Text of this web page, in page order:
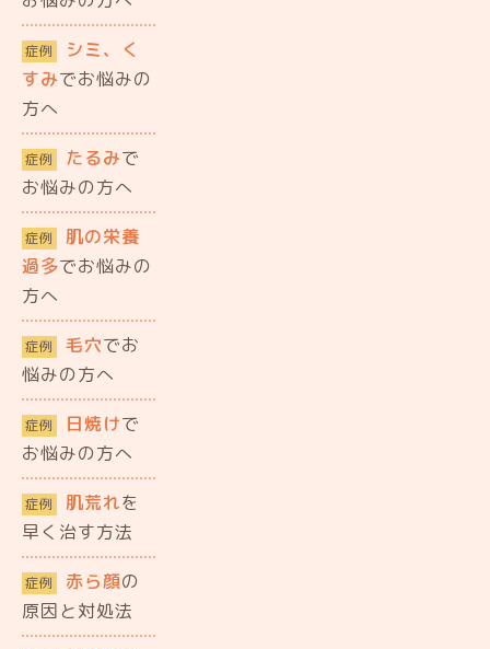
症例
シミ、く
すみでお悩みの
方へ
症例 たるみで
お悩みの方へ
症例
肌の栄養
過多でお悩みの
方へ
症例 毛穴でお
悩みの方へ
症例 日焼けで
お悩みの方へ
症例 肌荒れを
早く治す方法
症例 赤ら顔の
原因と対処法